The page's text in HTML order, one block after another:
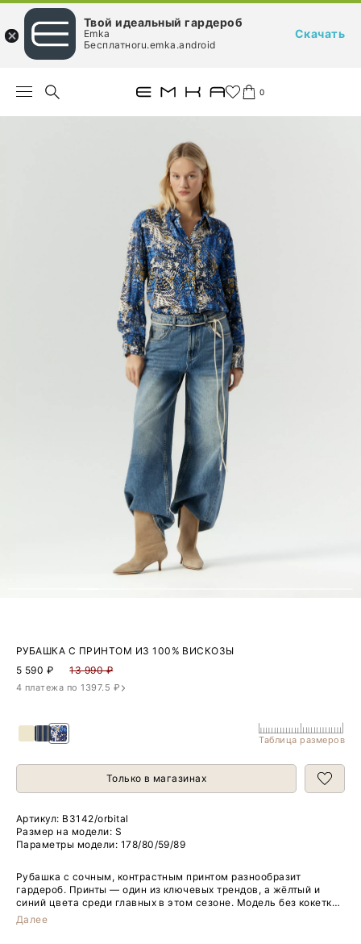
0
РУБАШКА С ПРИНТОМ ИЗ 100% ВИСКОЗЫ
5 590 ₽ 13 990 ₽
4 платежа по 1397.5 ₽
Таблица размеров
Только в магазинах
Артикул: B3142/orbital
Размер на модели: S
Параметры модели: 178/80/59/89
Рубашка с сочным, контрастным принтом разнообразит
гардероб. Принты — один из ключевых трендов, а жёлтый и
синий цвета среди главных в этом сезоне. Модель без кокетки
и складок — классика жанра, которая всегда уместна. Рубашку
хорошо сочетать с классическим денимом и юбками из
Далее
Твой идеальный гардероб
Emka
Бесплатноru.emka.android
Скачать